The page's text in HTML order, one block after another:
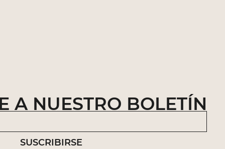
SUSCRIBIRSE
A NUESTRO BOLETÍN